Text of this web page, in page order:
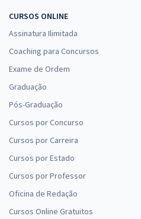
CURSOS ONLINE
Assinatura Ilimitada
Coaching para Concursos
Exame de Ordem
Graduação
Pós-Graduação
Cursos por Concurso
Cursos por Carreira
Cursos por Estado
Cursos por Professor
Oficina de Redação
Cursos Online Gratuitos